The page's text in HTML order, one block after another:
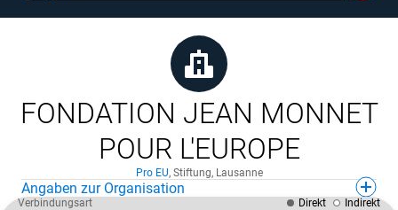
FONDATION JEAN MONNET
POUR L'EUROPE
Pro EU, Stiftung, Lausanne
Angaben zur Organisation
Verbindungsart Direkt Indirekt